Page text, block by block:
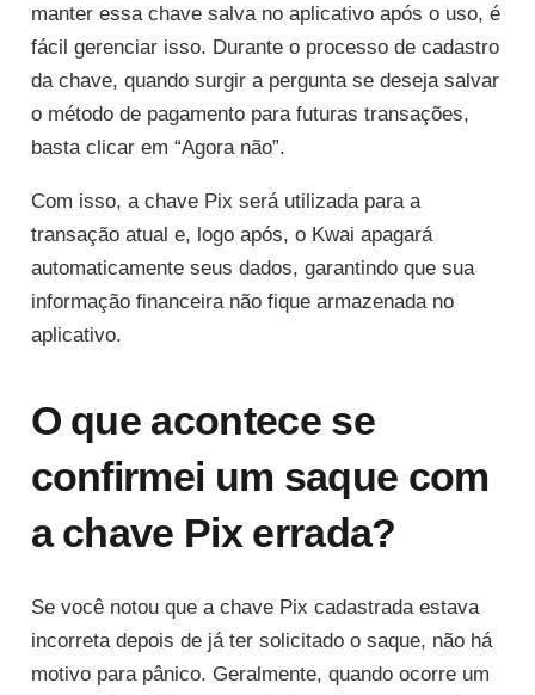
manter essa chave salva no aplicativo após o uso, é
fácil gerenciar isso. Durante o processo de cadastro
da chave, quando surgir a pergunta se deseja salvar
o método de pagamento para futuras transações,
basta clicar em “Agora não”.
Com isso, a chave Pix será utilizada para a
transação atual e, logo após, o Kwai apagará
automaticamente seus dados, garantindo que sua
informação financeira não fique armazenada no
aplicativo.
O que acontece se
confirmei um saque com
a chave Pix errada?
Se você notou que a chave Pix cadastrada estava
incorreta depois de já ter solicitado o saque, não há
motivo para pânico. Geralmente, quando ocorre um